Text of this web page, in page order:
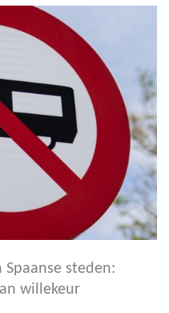
Spaanse steden:
willekeur